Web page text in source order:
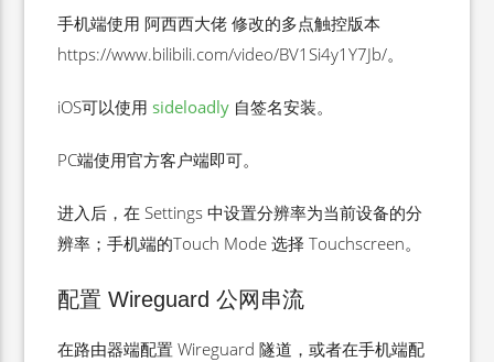
手机端使用 阿西西大佬 修改的多点触控版本
https://www.bilibili.com/video/BV1Si4y1Y7Jb/。
iOS可以使用sideloadly 自签名安装。
PC端使用官方客户端即可。
进入后，在 Settings 中设置分辨率为当前设备的分
辨率；手机端的Touch Mode 选择 Touchscreen。
配置 Wireguard 公网串流
在路由器端配置 Wireguard 隧道，或者在手机端配